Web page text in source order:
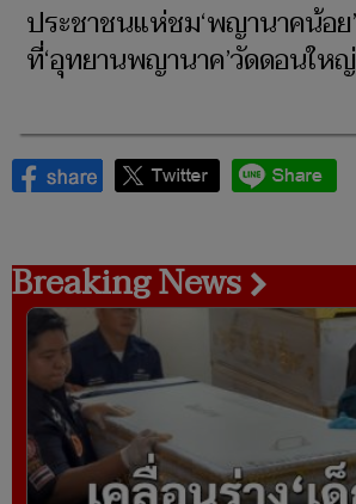
ประชาชนแห่ชม‘พญานาคน้อย
ที่‘อุทยานพญานาค’วัดดอนใหญ่
Breaking News